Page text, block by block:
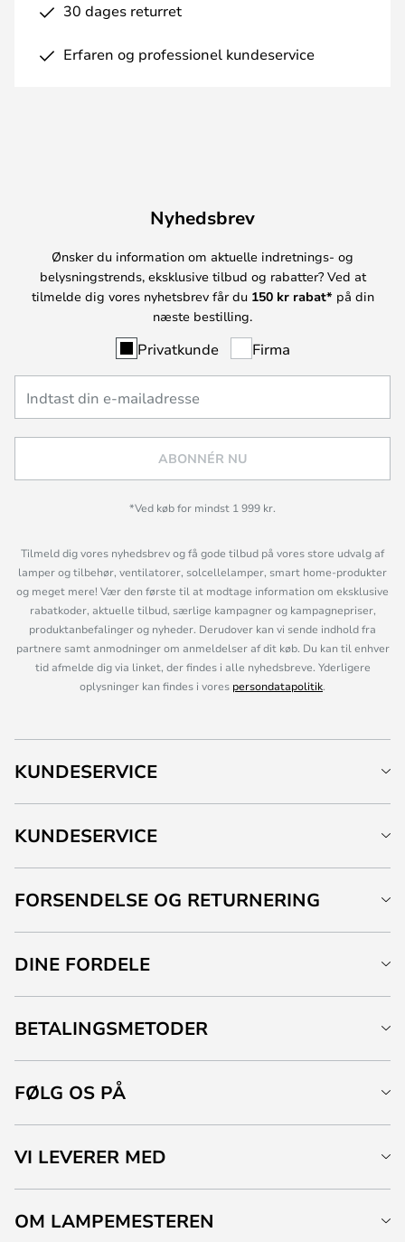
30 dages returret
Erfaren og professionel kundeservice
Nyhedsbrev
Ønsker du information om aktuelle indretnings- og
belysningstrends, eksklusive tilbud og rabatter? Ved at
tilmelde dig vores nyhetsbrev får du 150 kr rabat* på din
næste bestilling.
Privatkunde Firma
ABONNÉR NU
*Ved køb for mindst 1 999 kr.
Tilmeld dig vores nyhedsbrev og få gode tilbud på vores store udvalg af
lamper og tilbehør, ventilatorer, solcellelamper, smart home-produkter
og meget mere! Vær den første til at modtage information om eksklusive
rabatkoder, aktuelle tilbud, særlige kampagner og kampagnepriser,
produktanbefalinger og nyheder. Derudover kan vi sende indhold fra
partnere samt anmodninger om anmeldelser af dit køb. Du kan til enhver
tid afmelde dig via linket, der findes i alle nyhedsbreve. Yderligere
oplysninger kan findes i vores persondatapolitik.
KUNDESERVICE
KUNDESERVICE
FORSENDELSE OG RETURNERING
DINE FORDELE
BETALINGSMETODER
FØLG OS PÅ
VI LEVERER MED
OM LAMPEMESTEREN